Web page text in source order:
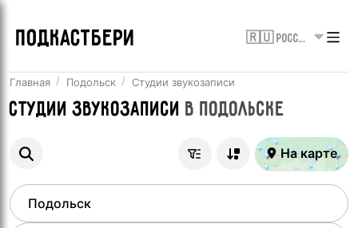
ПОДКАСТБЕРИ 🇷🇺 Россия
Главная Подольск Студии звукозаписи
Студии звукозаписи в Подольске
На карте